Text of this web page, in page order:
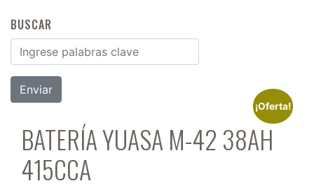
BUSCAR
Buscar por:
BATERÍA YUASA M-42 38AH
415CCA
¡Oferta!